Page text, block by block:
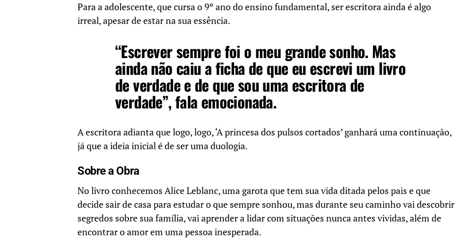
Para a adolescente, que cursa o 9º ano do ensino fundamental, ser escritora ainda é algo
irreal, apesar de estar na sua essência.
“Escrever sempre foi o meu grande sonho. Mas
ainda não caiu a ficha de que eu escrevi um livro
de verdade e de que sou uma escritora de
verdade”, fala emocionada.
A escritora adianta que logo, logo, ‘A princesa dos pulsos cortados’ ganhará uma continuação,
já que a ideia inicial é de ser uma duologia.
Sobre a Obra
No livro conhecemos Alice Leblanc, uma garota que tem sua vida ditada pelos pais e que
decide sair de casa para estudar o que sempre sonhou, mas durante seu caminho vai descobrir
segredos sobre sua família, vai aprender a lidar com situações nunca antes vividas, além de
encontrar o amor em uma pessoa inesperada.